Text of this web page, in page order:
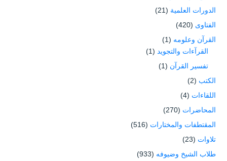
الدورات العلمية (21)
الفتاوى (420)
القرآن وعلومه (1)
القرآءات والتجويد (1)
تفسير القرآن (1)
الكتب (2)
اللقاءات (4)
المحاضرات (270)
المقتطفات والمختارات (516)
تلاوات (23)
طلاب الشيخ وضيوفه (933)